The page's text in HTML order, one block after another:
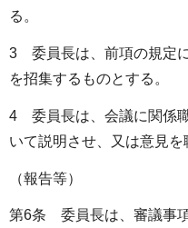
る。
3 委員長は、前項の規定
を招集するものとする。
4 委員長は、会議に関係
いて説明させ、又は意見を
（報告等）
第6条 委員長は、審議事